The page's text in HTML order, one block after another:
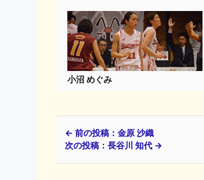
小沼 めぐみ
← 前の投稿：金原 沙織
次の投稿：長谷川 知代 →